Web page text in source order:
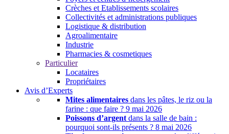
Crèches et Etablissements scolaires
Collectivités et administrations publiques
Logistique & distribution
Agroalimentaire
Industrie
Pharmacies & cosmetiques
Particulier
Locataires
Propriétaires
Avis d’Experts
Mites alimentaires dans les pâtes, le riz ou la
farine : que faire ? 9 mai 2026
Poissons d’argent dans la salle de bain :
pourquoi sont-ils présents ? 8 mai 2026